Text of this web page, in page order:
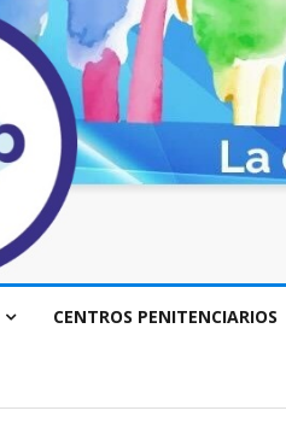
CENTROS PENITENCIARIOS